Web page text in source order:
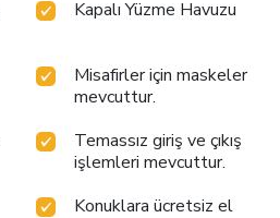
Kapalı Yüzme Havuzu
Misafirler için maskeler
mevcuttur.
Temassız giriş ve çıkış
işlemleri mevcuttur.
Konuklara ücretsiz el